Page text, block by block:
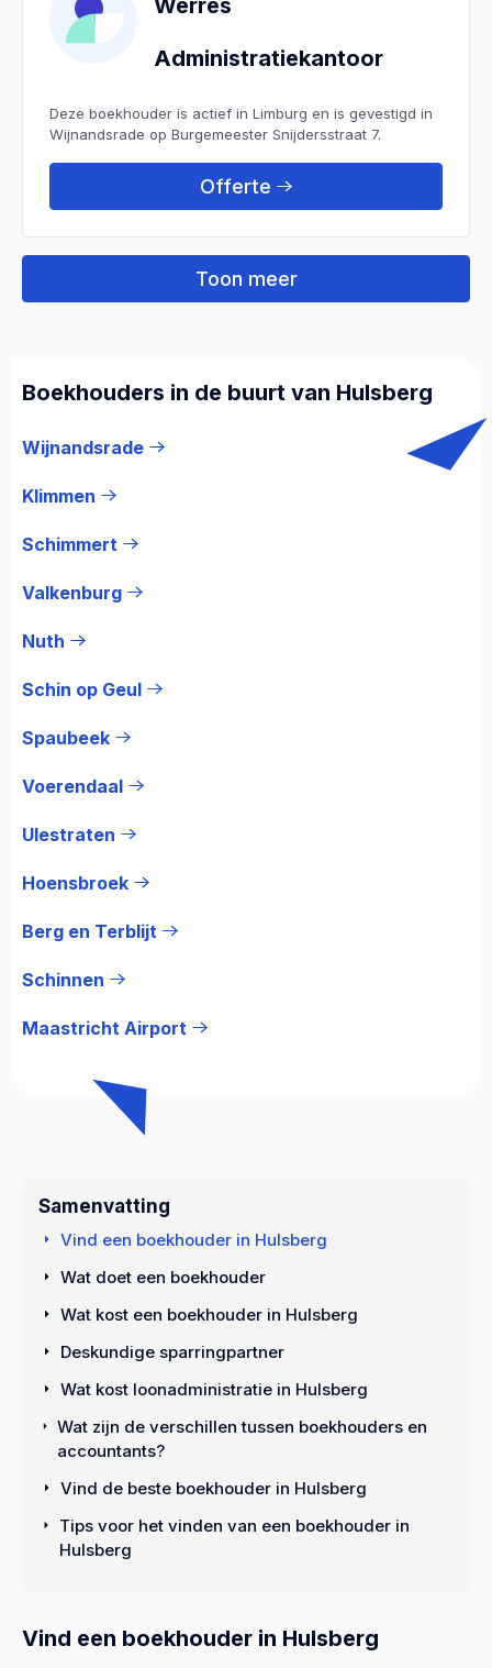
Administratiekantoor
Deze boekhouder is actief in Limburg en is gevestigd in
Wijnandsrade op Burgemeester Snijdersstraat 7.
Offerte
Toon meer
Boekhouders in de buurt van Hulsberg
Wijnandsrade
Klimmen
Schimmert
Valkenburg
Nuth
Schin op Geul
Spaubeek
Voerendaal
Ulestraten
Hoensbroek
Berg en Terblijt
Schinnen
Maastricht Airport
Vind een boekhouder in Hulsberg
Samenvatting
Vind een boekhouder in Hulsberg
Wat doet een boekhouder
Wat kost een boekhouder in Hulsberg
Deskundige sparringpartner
Wat kost loonadministratie in Hulsberg
Wat zijn de verschillen tussen boekhouders en
accountants?
Vind de beste boekhouder in Hulsberg
Tips voor het vinden van een boekhouder in
Hulsberg